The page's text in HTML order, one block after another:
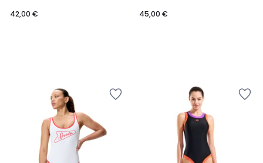
42,00 €
45,00 €